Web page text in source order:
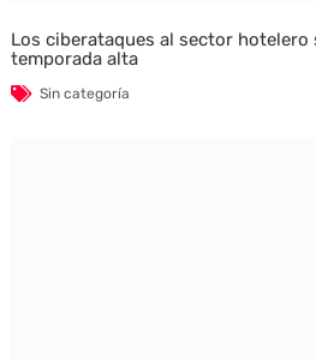
Los ciberataques al sector
temporada alta
Sin categoría